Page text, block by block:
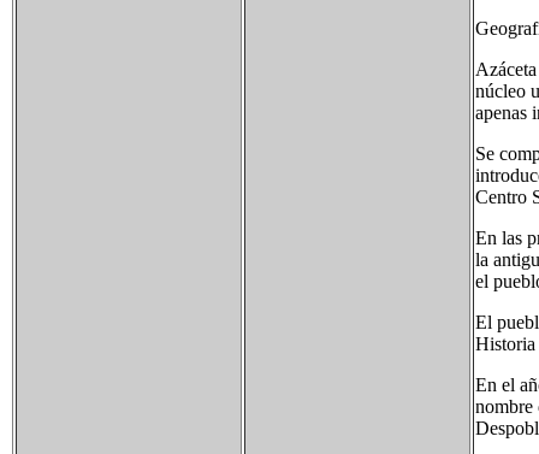
núcleo
apenas
Se
Centro
En las
la
el
El
Historia
En el
nombre